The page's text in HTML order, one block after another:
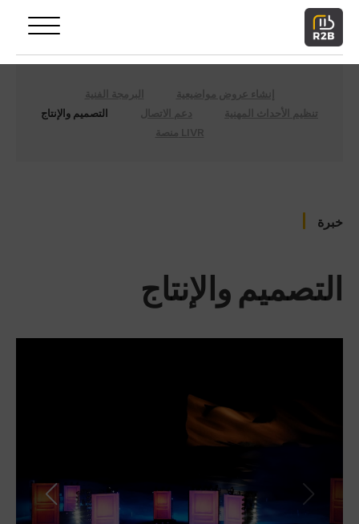
إنشاء عروض مواضيعية
البرمجة الفنية
تنظيم الأحداث المهنية
دعم الاتصال
التصميم والإنتاج
منصة LIVR
خبرة
التصميم والإنتاج